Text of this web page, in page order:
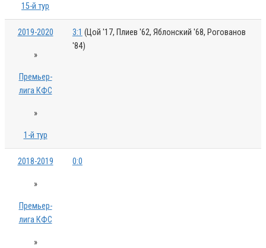
15-й тур
2019-2020
»
Премьер-
лига КФС
»
1-й тур
3:1 (Цой '17, Плиев '62, Яблонский '68, Рогованов
'84)
2018-2019
»
Премьер-
лига КФС
»
0:0